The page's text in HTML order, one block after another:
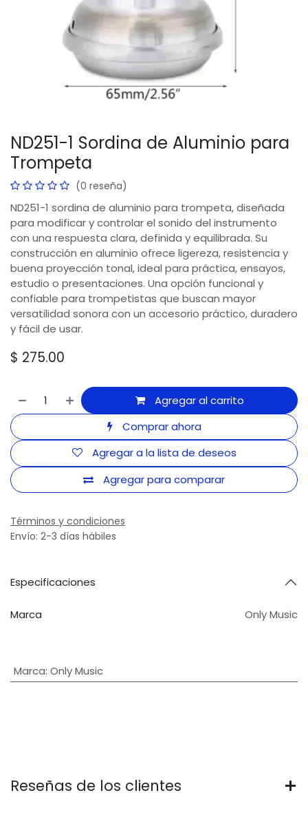
ND251-1 Sordina de Aluminio para
Trompeta
(0 reseña)
ND251-1 sordina de aluminio para trompeta, diseñada
para modificar y controlar el sonido del instrumento
con una respuesta clara, definida y equilibrada. Su
construcción en aluminio ofrece ligereza, resistencia y
buena proyección tonal, ideal para práctica, ensayos,
estudio o presentaciones. Una opción funcional y
confiable para trompetistas que buscan mayor
versatilidad sonora con un accesorio práctico, duradero
y fácil de usar.
$ 275.00
Agregar al carrito
Comprar ahora
Agregar para comparar
Agregar a la lista de deseos
Términos y condiciones
Envío: 2-3 días hábiles
Especificaciones
Marca Only Music
Marca: Only Music
Reseñas de los clientes